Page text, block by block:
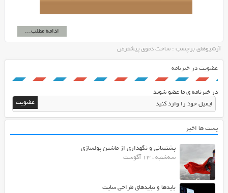
ادامه مطلب...
آرشیوهای برچسب : ساخت دموی پیشفرض
عضویت در خبرنامه
در خبرنامه ی ما عضو شوید
پست ها اخیر
پشتیبانی و نگهداری از ماشین پولسازی
سه‌شنبه ، 13 آگوست
بایدها و نبایدهای طراحی سایت